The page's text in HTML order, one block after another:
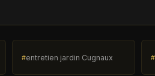
entretien jardin Cugnaux